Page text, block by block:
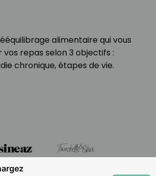
alimentaire qui vous
vos repas selon 3 objectifs :
chronique, étapes de vie.